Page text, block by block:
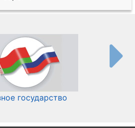
государство